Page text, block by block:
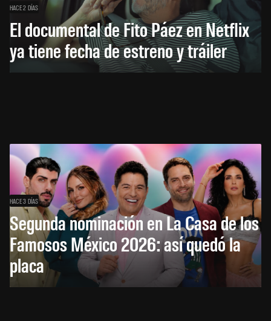
HACE 2 DÍAS
El documental de Fito Páez en Netflix
ya tiene fecha de estreno y tráiler
HACE 3 DÍAS
Segunda nominación en La Casa de los
Famosos México 2026: así quedó la
placa